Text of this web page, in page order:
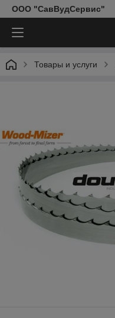
ООО "СавВудСервис"
Товары и услуги